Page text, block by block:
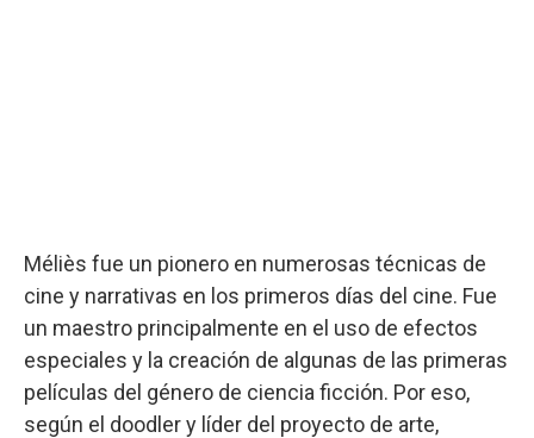
Méliès fue un pionero en numerosas técnicas de
cine y narrativas en los primeros días del cine. Fue
un maestro principalmente en el uso de efectos
especiales y la creación de algunas de las primeras
películas del género de ciencia ficción. Por eso,
según el doodler y líder del proyecto de arte,